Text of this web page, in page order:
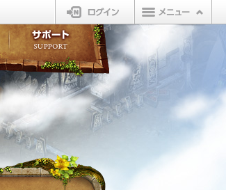
ログイン
ショップ
販売アイテム
ビューティーショップ
オープンマーケットサポート
不具合対応状況
アンケート